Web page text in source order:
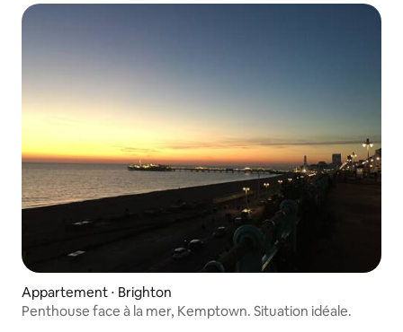
Appartement ⋅ Brighton
Penthouse face à la mer, Kemptown. Situation idéale.